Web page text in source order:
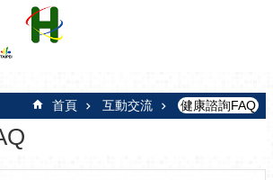
首頁 互動交流 健康諮詢FAQ